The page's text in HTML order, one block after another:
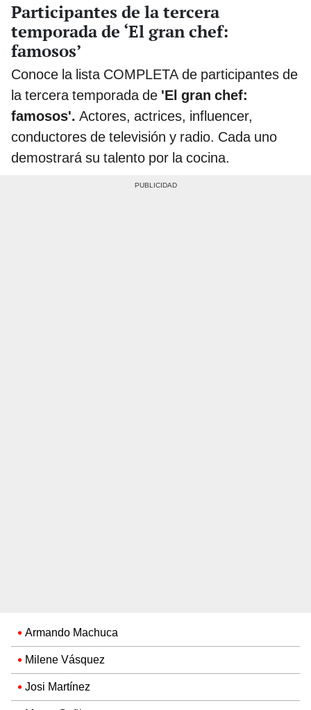
Participantes de la tercera
temporada de ‘El gran chef:
famosos’
Conoce la lista COMPLETA de participantes de
la tercera temporada de 'El gran chef:
famosos'. Actores, actrices, influencer,
conductores de televisión y radio. Cada uno
demostrará su talento por la cocina.
Armando Machuca
Milene Vásquez
Josi Martínez